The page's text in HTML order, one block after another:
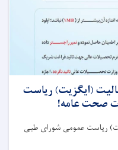
(ایگزیت) رياست
صحت عامه!
رياست عمومی شورای طبی